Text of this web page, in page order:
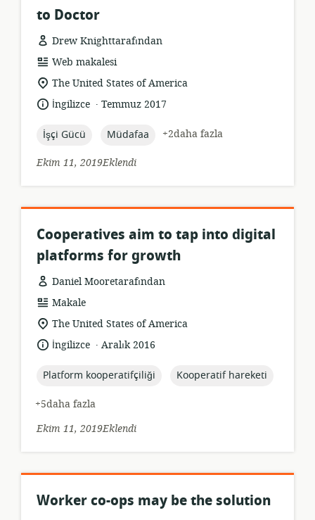
to Doctor
Drew Knighttarafından
Kaynak
formatı:
Web makalesi
Uygunluk
konumu:
The United States of America
Dil: İngilizce .
YayınTemmuz 2017
topic:
İşçi Gücü topic:
Müdafaa
+2daha fazla
Ekim 11, 2019Eklendi
Cooperatives aim to tap into digital
platforms for growth
Daniel Mooretarafından
Kaynak
formatı:
Makale
Uygunluk
konumu:
The United States of America
Dil: İngilizce .
YayınAralık 2016
topic:
Platform kooperatifçiliği topic:
Kooperatif hareketi
+5daha fazla
Ekim 11, 2019Eklendi
Worker co-ops may be the solution